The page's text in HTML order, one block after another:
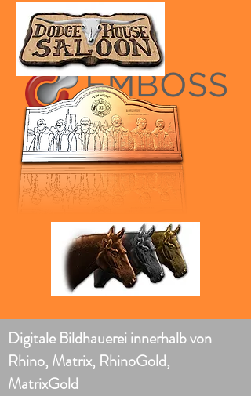
Digitale Bildhauerei innerhalb von
Rhino, Matrix, RhinoGold,
MatrixGold